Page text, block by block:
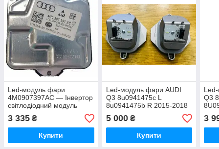
Led-модуль фари
4M0907397AC — Інвертор
світлодіодний модуль
AUDI A4 B9 8 W A5 Q7
MATRIX
3 335 ₴
Купити
Led-модуль фари AUDI
Q3 8u0941475c L
8u0941475b R 2015-2018
5 000₴
Купити
Q3
3